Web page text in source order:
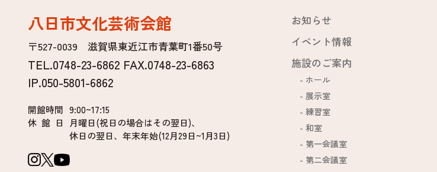
八日市文化芸術会館
〒527-0039 滋賀県東近江市青葉町1番50号
TEL.0748-23-6862 FAX.0748-23-6863
IP.050-5801-6862
開館時間 9:00~17:15
休 館 日
月曜日(祝日の場合はその翌日)、
休日の翌日、年末年始(12月29日~1月3日)
お知らせ
イベント情報
施設のご案内
ホール
展示室
練習室
和室
第一会議室
第二会議室